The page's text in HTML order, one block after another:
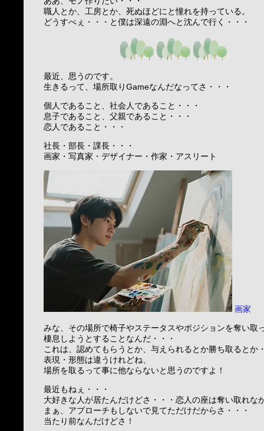
職人とか、工房とか、死ぬほどにと憧れを持っている。
どうすべぇ・・・と僕は深遠の淵へと沈んで行く・・・
最近、思うのです。
生きるって、場所取りGameなんだなってさ・・・
個人であること、社会人であること・・・
息子であること、父親であること・・・
恋人であること・・・
社長・部長・課長・・・
画家・写真家・デザイナー・作家・アスリート
画家
みな、その場所で椅子やステータスやポジションを奪い取
棲息しようとすることなんだ・・・
これは、認めてもらうとか、与えられるとか勝ち取るとか
表現・形態は違うけれどね、
場所を取るって事に他ならないと思うのですよ！
最近もねぇ・・・
大好きな人が居たんだけどさ・・・恋人の座は奪い取れな
まぁ、アプローチもしないで見てただけだからさ・・・
当たり前なんだけどさ！